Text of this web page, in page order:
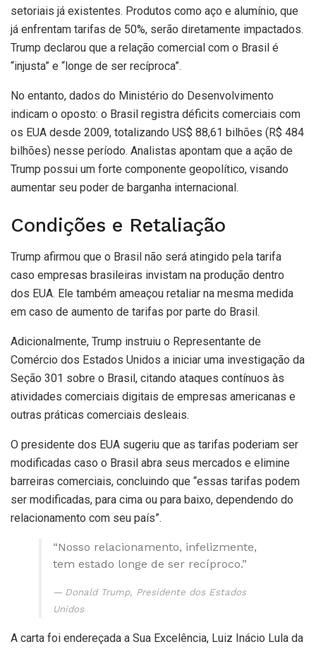
setoriais já existentes. Produtos como aço e alumínio, que
já enfrentam tarifas de 50%, serão diretamente impactados.
Trump declarou que a relação comercial com o Brasil é
“injusta” e “longe de ser recíproca”.
No entanto, dados do Ministério do Desenvolvimento
indicam o oposto: o Brasil registra déficits comerciais com
os EUA desde 2009, totalizando US$ 88,61 bilhões (R$ 484
bilhões) nesse período. Analistas apontam que a ação de
Trump possui um forte componente geopolítico, visando
aumentar seu poder de barganha internacional.
Condições e Retaliação
Trump afirmou que o Brasil não será atingido pela tarifa
caso empresas brasileiras invistam na produção dentro
dos EUA. Ele também ameaçou retaliar na mesma medida
em caso de aumento de tarifas por parte do Brasil.
Adicionalmente, Trump instruiu o Representante de
Comércio dos Estados Unidos a iniciar uma investigação da
Seção 301 sobre o Brasil, citando ataques contínuos às
atividades comerciais digitais de empresas americanas e
outras práticas comerciais desleais.
O presidente dos EUA sugeriu que as tarifas poderiam ser
modificadas caso o Brasil abra seus mercados e elimine
barreiras comerciais, concluindo que “essas tarifas podem
ser modificadas, para cima ou para baixo, dependendo do
relacionamento com seu país”.
“Nosso relacionamento, infelizmente,
tem estado longe de ser recíproco.”
Donald Trump, Presidente dos Estados
Unidos
A carta foi endereçada a Sua Excelência, Luiz Inácio Lula da